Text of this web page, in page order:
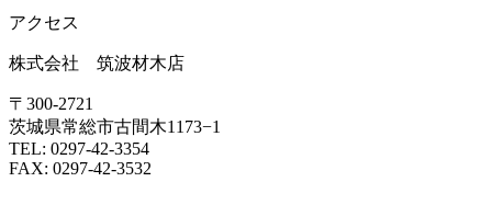
アクセス
株式会社 筑波材木店
〒300-2721
茨城県常総市古間木1173−1
TEL: 0297-42-3354
FAX: 0297-42-3532